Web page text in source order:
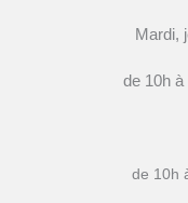
Mardi,
de 10h à
de 10h